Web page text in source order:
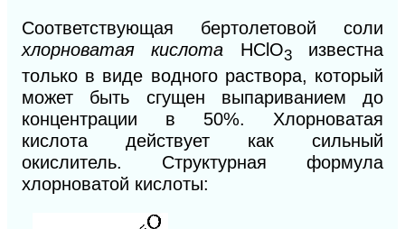
Соответствующая бертолетовой соли
хлорноватая кислота НСlO3известна
только в виде водного раствора, который
может быть сгущен выпариванием до
концентрации в 50%. Хлорноватая
кислота действует как сильный
окислитель. Структурная формула
хлорноватой кислоты: